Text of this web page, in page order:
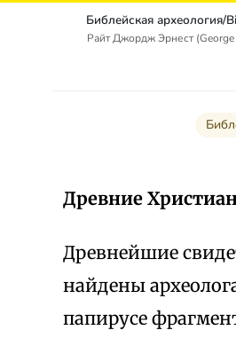
Райт Джордж Эрнест
Древние
Древнейшие
найдены
папирусе